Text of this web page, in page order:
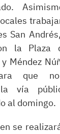
San
la Plaza
Méndez
que
la vía
al domingo.
se